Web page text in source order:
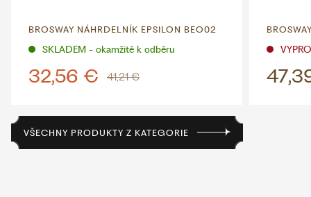
BROSWAY NÁHRDELNÍK EPSILON BEO02
SKLADEM - okamžitě k odběru
32,56 € 41,21 €
VŠECHNY PRODUKTY Z KATEGORIE